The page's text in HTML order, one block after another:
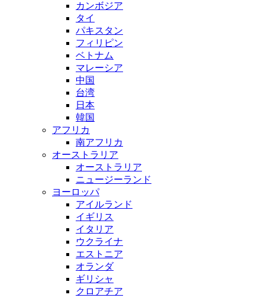
カンボジア
タイ
パキスタン
フィリピン
ベトナム
マレーシア
中国
台湾
日本
韓国
アフリカ
南アフリカ
オーストラリア
オーストラリア
ニュージーランド
ヨーロッパ
アイルランド
イギリス
イタリア
ウクライナ
エストニア
オランダ
ギリシャ
クロアチア